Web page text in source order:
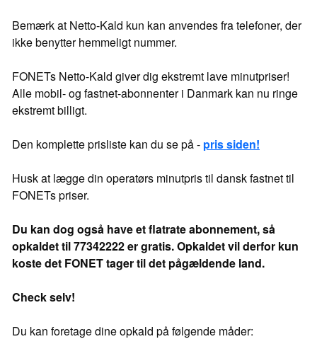
Bemærk at Netto-Kald kun kan anvendes fra telefoner, der
ikke benytter hemmeligt nummer.
FONETs Netto-Kald giver dig ekstremt lave minutpriser!
Alle mobil- og fastnet-abonnenter i Danmark kan nu ringe
ekstremt billigt.
Den komplette prisliste kan du se på - pris siden!
Husk at lægge din operatørs minutpris til dansk fastnet til
FONETs priser.
Du kan dog også have et flatrate abonnement, så
opkaldet til 77342222 er gratis. Opkaldet vil derfor kun
koste det FONET tager til det pågældende land.
Check selv!
Du kan foretage dine opkald på følgende måder: